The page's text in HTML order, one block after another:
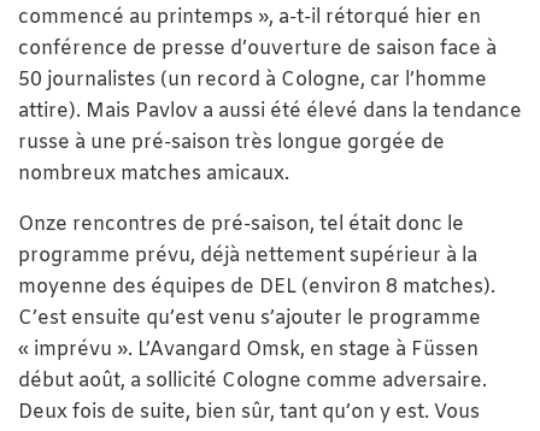
commencé au printemps », a-t-il rétorqué hier en
conférence de presse d’ouverture de saison face à
50 journalistes (un record à Cologne, car l’homme
attire). Mais Pavlov a aussi été élevé dans la tendance
russe à une pré-saison très longue gorgée de
nombreux matches amicaux.
Onze rencontres de pré-saison, tel était donc le
programme prévu, déjà nettement supérieur à la
moyenne des équipes de DEL (environ 8 matches).
C’est ensuite qu’est venu s’ajouter le programme
« imprévu ». L’Avangard Omsk, en stage à Füssen
début août, a sollicité Cologne comme adversaire.
Deux fois de suite, bien sûr, tant qu’on y est. Vous